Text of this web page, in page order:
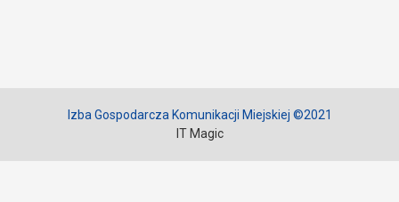
Izba Gospodarcza Komunikacji Miejskiej ©2021
IT Magic